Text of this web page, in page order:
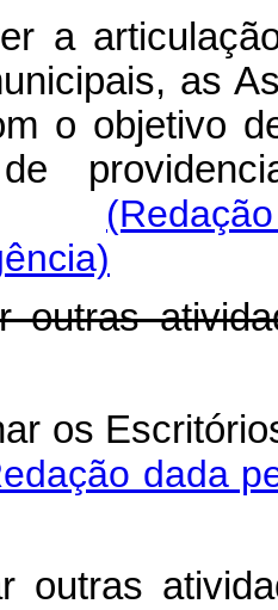
a
as
o objetivo
outras
os
dada
outras